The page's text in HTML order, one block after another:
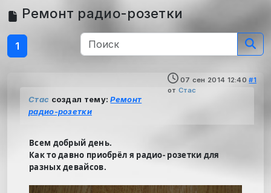
Ремонт радио-розетки
1
07 сен 2014 12:40 #1
от Стас
Стас создал тему:Ремонт
радио-розетки
Всем добрый день.
Как то давно приобрёл я радио- розетки для
разных девайсов.